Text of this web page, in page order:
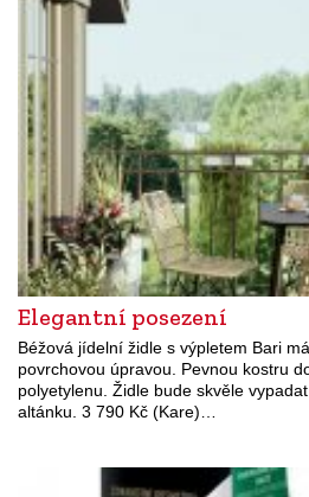
Elegantní posezení
Béžová jídelní židle s výpletem Bari
povrchovou úpravou. Pevnou kostru
polyetylenu. Židle bude skvěle
altánku. 3 790 Kč (Kare)…